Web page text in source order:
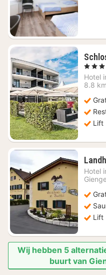
, 4
Hotel
8.8
Lift
Hotel
Lift
Wij hebben 5
buurt van